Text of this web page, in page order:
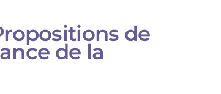
de
de la